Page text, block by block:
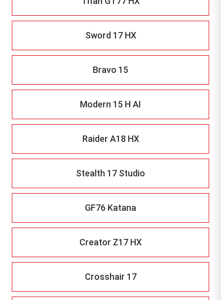
Sword 17 HX
Bravo 15
Modern 15 H AI
Raider A18 HX
Stealth 17 Studio
GF76 Katana
Creator Z17 HX
Crosshair 17